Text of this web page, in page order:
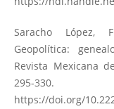
Saracho López,
Geopolítica:
Revista Mexicana
295-330.
https://doi.org/